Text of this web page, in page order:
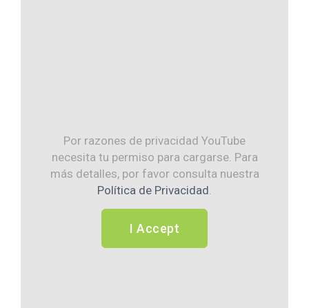
Por razones de privacidad YouTube
necesita tu permiso para cargarse. Para
más detalles, por favor consulta nuestra
Política de Privacidad.
I Accept